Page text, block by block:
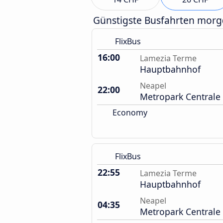
Günstigste Busfahrten
FlixBus
16:00 Lamezia Terme
Hauptbahnhof
22:00
Neapel
Metropark Centrale
Economy
FlixBus
22:55 Lamezia Terme
Hauptbahnhof
04:35
Neapel
Metropark Centrale